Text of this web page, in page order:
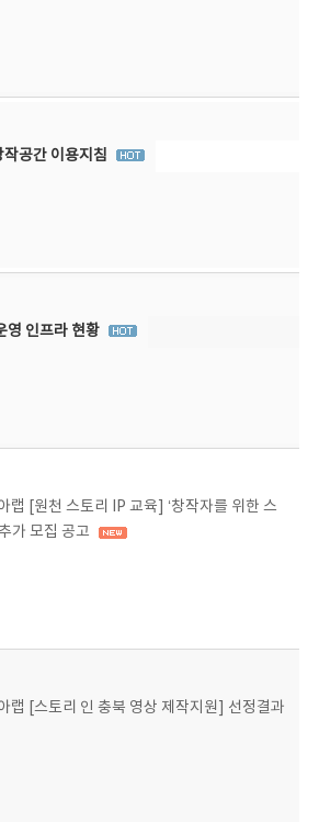
공간 이용지침
영 인프라 현황
랩 [원천 스토리 IP 교육] ‘창작자를 위한 스
가 모집 공고
랩 [스토리 인 충북 영상 제작지원] 선정결과